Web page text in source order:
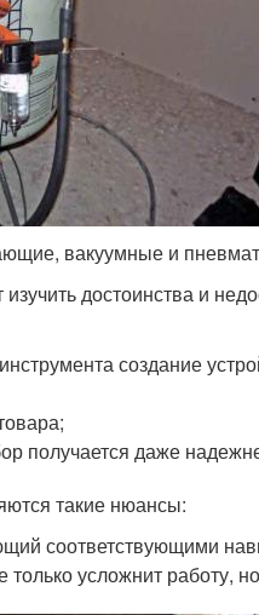
вакуумные и
достоинства и
создание
получается даже
такие нюансы:
соответствующими
усложнит работу,